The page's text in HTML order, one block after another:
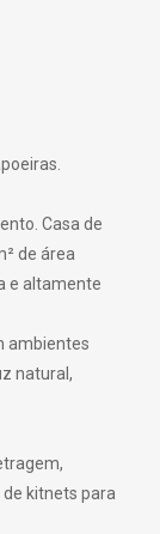
Casa de
de área
e altamente
ambientes
natural,
kitnets para